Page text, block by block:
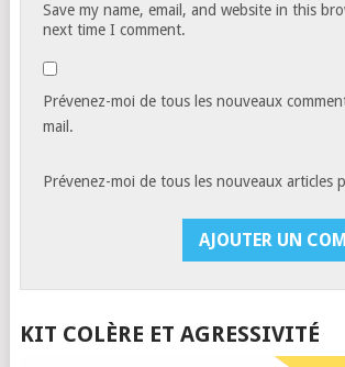
Save my name, email, and website in this
next time I comment.
Prévenez-moi de tous les nouveaux
mail.
Prévenez-moi de tous les nouveaux articles
KIT COLÈRE ET AGRESSIVITÉ